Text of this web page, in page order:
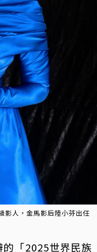
影人，金馬影后陸小芬出任
「2025世界民族